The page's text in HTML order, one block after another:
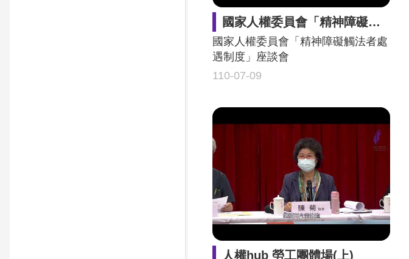
國家人權委員會「精神障礙觸法者處遇制度」座談會
110-07-09
國家人權委員會「精神障礙觸法者處
遇制度」座談會
人權hub 勞工團體場(上)